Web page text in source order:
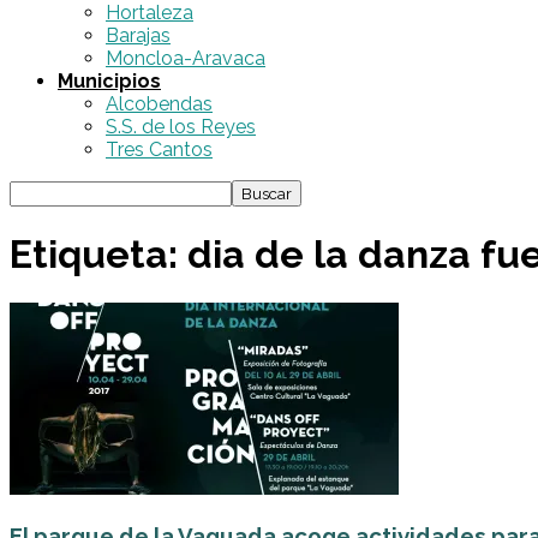
Hortaleza
Barajas
Moncloa-Aravaca
Municipios
Alcobendas
S.S. de los Reyes
Tres Cantos
Etiqueta: dia de la danza